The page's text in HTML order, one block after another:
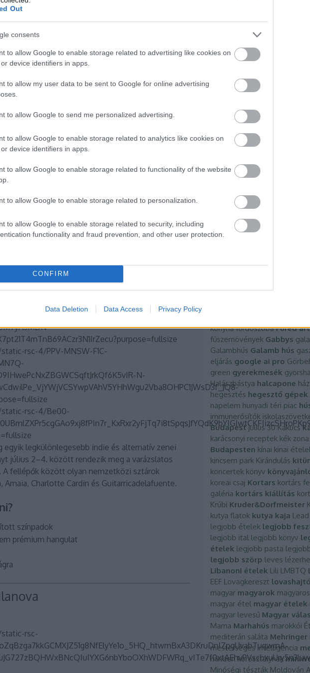
Out
consents
to allow Google to enable storage related to advertising like cookies on
device identifiers in apps.
to allow my user data to be sent to Google for online advertising
to allow Google to send me personalized advertising.
to allow Google to enable storage related to analytics like cookies on
device identifiers in apps.
to allow Google to enable storage related to functionality of the website
to allow Google to enable storage related to personalization.
to allow Google to enable storage related to security, including
functionality and fraud prevention, and other user protection.
CONFIRM
Data Deletion Data Access Privacy Policy
és Sitges legnagyobb
Vilanova i la Geltrú és
bulijai 2026-ban
városok,Vilanova i la GeltrúésSitges2026-ban is
rendezvényeinek adnak otthont. Ha a nyár, a zene,
érdekelnek, akkor ez a két város kötelező úti
i la Geltrú
egyik legkülönlegesebb indie és alternatív zenei
július 2–4. között rendezik meg a varázslatos
A fellépők között olyan nemzetközi sztárok
Charlotte Cardin és Guitarricadelafuente.
színpadok
prémium hangulat
agrártechnológia
ALDI grill ALDI pop up
a legjobb
világ legjobb étterme
Balatonfüred Balatoni
Apartman
Balatonlelle
BetonHofi Bige
Bige vadászata
boook
bőrápolás
kortárs galéria
Család csaptelep
diákmunka diéta
martino tészta
Gabbana DR Szinte
egészséges étel
élelmiszerpazarlás
konyha fürdőszoba Füred art
fűszernövények Gabbys
Galambhús Galamb hús
eljárás google ai pro
green gyerekmesék
Halászbástya halcapone
hegesztés hegesztő gépek
napelem hunyadi téri piac
immunerősítők
Budapest julius 30 Kakucs
karácsonyi receptek kék zona
Budapesten kínai kinai
kincsem park Kirándulás
koncertek könyv
koreai csaj Kortars kortárs
galéria kortárs kiállítás
Krúbi Kruder&Dorfmeister
kutya flatok kutya kaja
legjobb ételek legjobb
legjobb ital legjobb könyv
ételek legjobb pasta
legjobb szörp leves
Libanoni ételek Lili LMBTQ
EEF Lovagkereszt lovashajtó
magyar magyarok
magyar étel magyar ételek
magyar levesű Magyar
Mama Marhahús marokkói
mediterán saláta Mehringer
mesterséges intelligencia
minden korosztálynak
Minőségi tészták Moldován